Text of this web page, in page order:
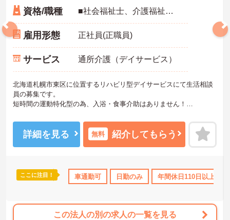
日勤のみ 年間休日110日以上 ボーナス・賞与あり 社会保
資格/職種 ■社会福祉士、介護福祉士、社会福祉主事任用資格、介護支援専門員、精神保健福祉士のいずれかの資格保有者 ■普通自動車運転免許
雇用形態 正社員(正職員)
サービス 通所介護（デイサービス）
北海道札幌市東区に位置するリハビリ型デイサービスにて生活相談
員の募集です。
短時間の運動特化型の為、入浴・食事介助はありません！
イベートを大切にご勤務いただけます。
ご興味ある方には、面接対策ポイントなど、さらに詳細をお話しい
たしますのでお気軽にご相談ください！
詳細を見る 無料 紹介してもらう
ここに注目！ 車通勤可 日勤のみ 年間休日110日以上
この法人の別の求人の一覧を見る